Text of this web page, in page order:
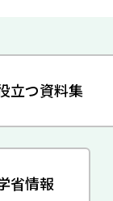
立つ資料集
省情報